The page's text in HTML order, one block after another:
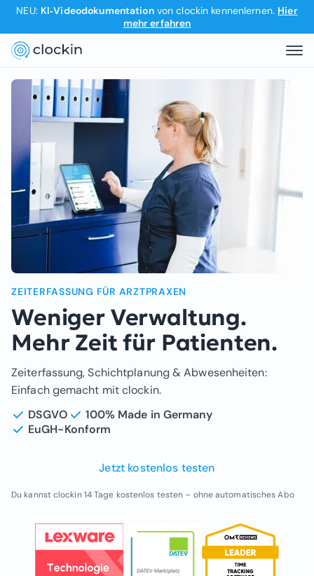
NEU: KI‑Videodokumentationvon clockin kennenlernen. Hier
mehr erfahren
ZEITERFASSUNG FÜR ARZTPRAXEN
Weniger Verwaltung.
Mehr Zeit für Patienten.
Zeiterfassung, Schichtplanung & Abwesenheiten:
Einfach gemacht mit clockin.
DSGVO
100% Made in Germany
EuGH-Konform
Jetzt kostenlos testen
Du kannst clockin 14 Tage kostenlos testen – ohne automatisches Abo